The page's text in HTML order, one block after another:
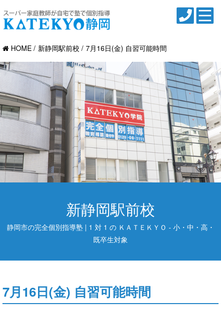
HOME 新静岡駅前校 7月16日(金) 自習可能時間
新静岡駅前校
静岡市の完全個別指導塾 | 1 対 1 の ＫＡＴＥＫＹＯ - 小・中・高・
既卒生対象
7月16日(金) 自習可能時間